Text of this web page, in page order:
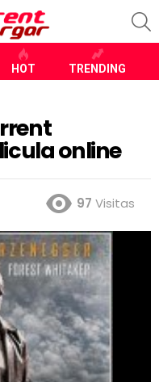
HOT TRENDING
online
97 Visitas